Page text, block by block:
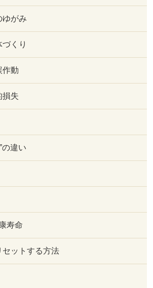
ゆがみ
くり
作動
損失
の違い
寿命
セットする方法